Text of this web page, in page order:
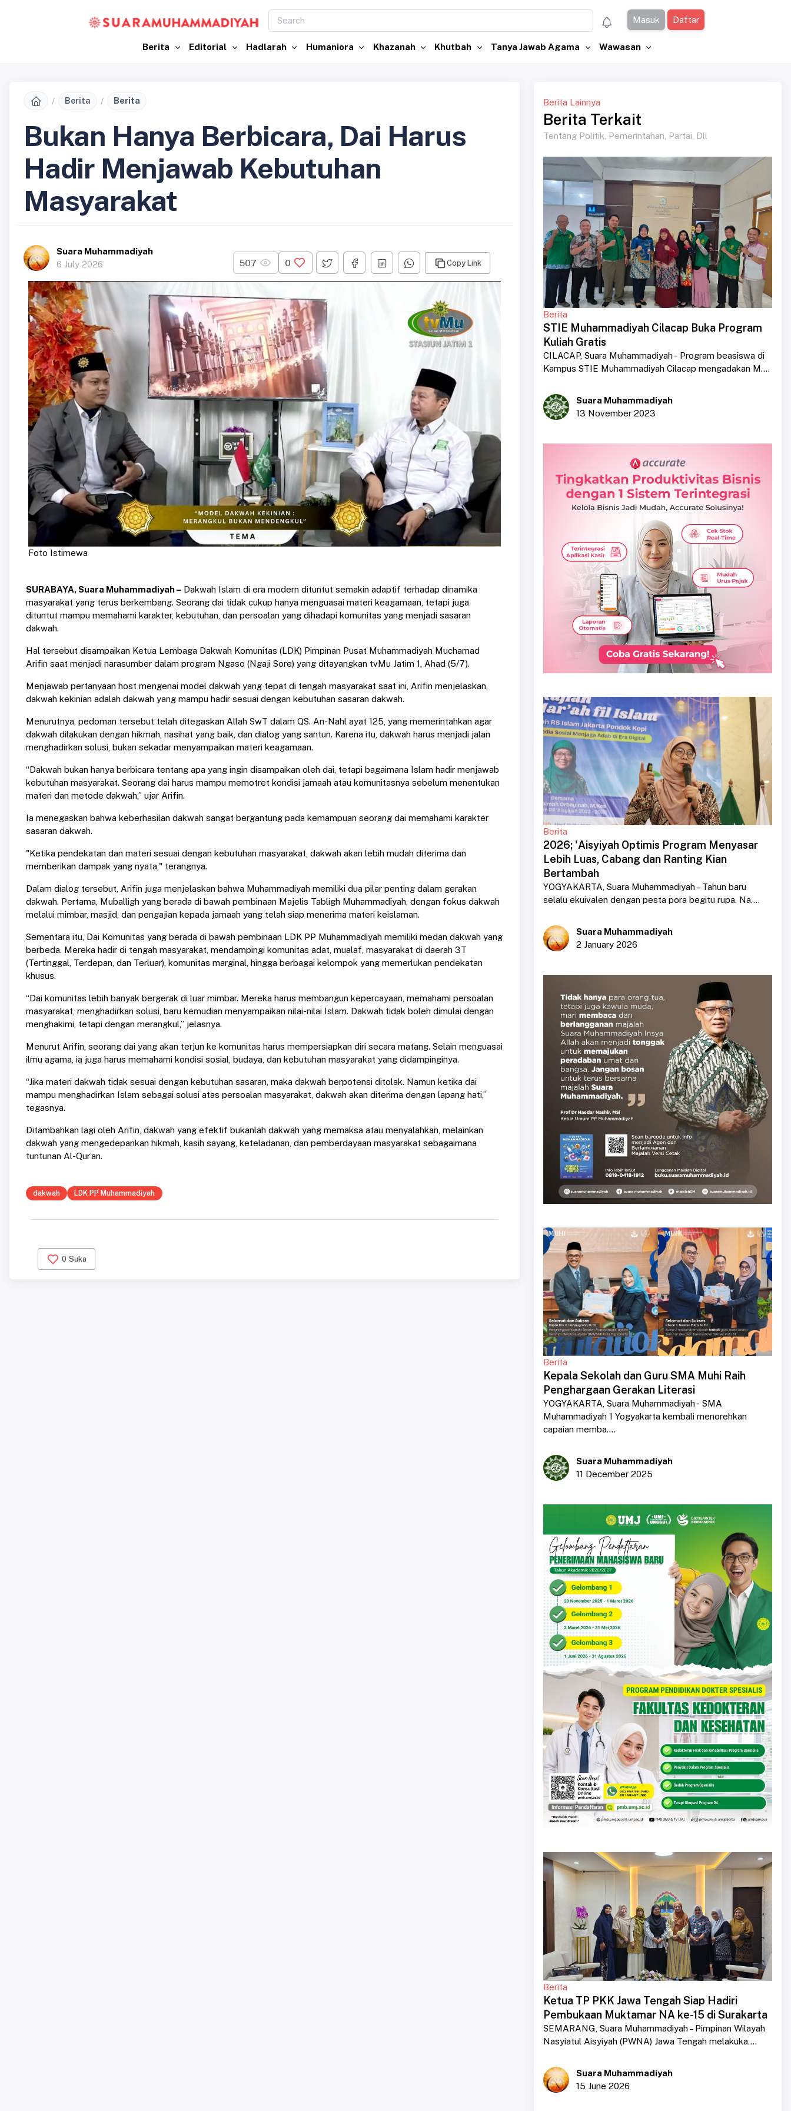
Masuk Daftar
Berita Editorial Hadlarah Humaniora Khazanah Khutbah Tanya Jawab Agama Wawasan
Berita Berita
Bukan Hanya Berbicara, Dai Harus
Hadir Menjawab Kebutuhan
Masyarakat
Suara Muhammadiyah
6 July 2026
507 0 Copy Link
Foto Istimewa
SURABAYA, Suara Muhammadiyah – Dakwah Islam di era modern dituntut semakin adaptif terhadap dinamika
masyarakat yang terus berkembang. Seorang dai tidak cukup hanya menguasai materi keagamaan, tetapi juga
dituntut mampu memahami karakter, kebutuhan, dan persoalan yang dihadapi komunitas yang menjadi sasaran
dakwah.
Hal tersebut disampaikan Ketua Lembaga Dakwah Komunitas (LDK) Pimpinan Pusat Muhammadiyah Muchamad
Arifin saat menjadi narasumber dalam program Ngaso (Ngaji Sore) yang ditayangkan tvMu Jatim 1, Ahad (5/7).
Menjawab pertanyaan host mengenai model dakwah yang tepat di tengah masyarakat saat ini, Arifin menjelaskan,
dakwah kekinian adalah dakwah yang mampu hadir sesuai dengan kebutuhan sasaran dakwah.
Menurutnya, pedoman tersebut telah ditegaskan Allah SwT dalam QS. An-Nahl ayat 125, yang memerintahkan agar
dakwah dilakukan dengan hikmah, nasihat yang baik, dan dialog yang santun. Karena itu, dakwah harus menjadi jalan
menghadirkan solusi, bukan sekadar menyampaikan materi keagamaan.
“Dakwah bukan hanya berbicara tentang apa yang ingin disampaikan oleh dai, tetapi bagaimana Islam hadir menjawab
kebutuhan masyarakat. Seorang dai harus mampu memotret kondisi jamaah atau komunitasnya sebelum menentukan
materi dan metode dakwah,” ujar Arifin.
Ia menegaskan bahwa keberhasilan dakwah sangat bergantung pada kemampuan seorang dai memahami karakter
sasaran dakwah.
"Ketika pendekatan dan materi sesuai dengan kebutuhan masyarakat, dakwah akan lebih mudah diterima dan
memberikan dampak yang nyata," terangnya.
Dalam dialog tersebut, Arifin juga menjelaskan bahwa Muhammadiyah memiliki dua pilar penting dalam gerakan
dakwah. Pertama, Muballigh yang berada di bawah pembinaan Majelis Tabligh Muhammadiyah, dengan fokus dakwah
melalui mimbar, masjid, dan pengajian kepada jamaah yang telah siap menerima materi keislaman.
Sementara itu, Dai Komunitas yang berada di bawah pembinaan LDK PP Muhammadiyah memiliki medan dakwah yang
berbeda. Mereka hadir di tengah masyarakat, mendampingi komunitas adat, mualaf, masyarakat di daerah 3T
(Tertinggal, Terdepan, dan Terluar), komunitas marginal, hingga berbagai kelompok yang memerlukan pendekatan
khusus.
“Dai komunitas lebih banyak bergerak di luar mimbar. Mereka harus membangun kepercayaan, memahami persoalan
masyarakat, menghadirkan solusi, baru kemudian menyampaikan nilai-nilai Islam. Dakwah tidak boleh dimulai dengan
menghakimi, tetapi dengan merangkul,” jelasnya.
Menurut Arifin, seorang dai yang akan terjun ke komunitas harus mempersiapkan diri secara matang. Selain menguasai
ilmu agama, ia juga harus memahami kondisi sosial, budaya, dan kebutuhan masyarakat yang didampinginya.
“Jika materi dakwah tidak sesuai dengan kebutuhan sasaran, maka dakwah berpotensi ditolak. Namun ketika dai
mampu menghadirkan Islam sebagai solusi atas persoalan masyarakat, dakwah akan diterima dengan lapang hati,”
tegasnya.
Ditambahkan lagi oleh Arifin, dakwah yang efektif bukanlah dakwah yang memaksa atau menyalahkan, melainkan
dakwah yang mengedepankan hikmah, kasih sayang, keteladanan, dan pemberdayaan masyarakat sebagaimana
tuntunan Al-Qur’an.
dakwah LDK PP Muhammadiyah
0 Suka
Berita Lainnya
Berita Terkait
Tentang Politik, Pemerintahan, Partai, Dll
Berita
STIE Muhammadiyah Cilacap Buka Program
Kuliah Gratis
CILACAP, Suara Muhammadiyah - Program beasiswa di
Kampus STIE Muhammadiyah Cilacap mengadakan M....
Suara Muhammadiyah
13 November 2023
Berita
2026; 'Aisyiyah Optimis Program Menyasar
Lebih Luas, Cabang dan Ranting Kian
Bertambah
YOGYAKARTA, Suara Muhammadiyah – Tahun baru
selalu ekuivalen dengan pesta pora begitu rupa. Na....
Suara Muhammadiyah
2 January 2026
Berita
Kepala Sekolah dan Guru SMA Muhi Raih
Penghargaan Gerakan Literasi
YOGYAKARTA, Suara Muhammadiyah - SMA
Muhammadiyah 1 Yogyakarta kembali menorehkan
capaian memba....
Suara Muhammadiyah
11 December 2025
Berita
Ketua TP PKK Jawa Tengah Siap Hadiri
Pembukaan Muktamar NA ke-15 di Surakarta
SEMARANG, Suara Muhammadiyah – Pimpinan Wilayah
Nasyiatul Aisyiyah (PWNA) Jawa Tengah melakuka....
Suara Muhammadiyah
15 June 2026